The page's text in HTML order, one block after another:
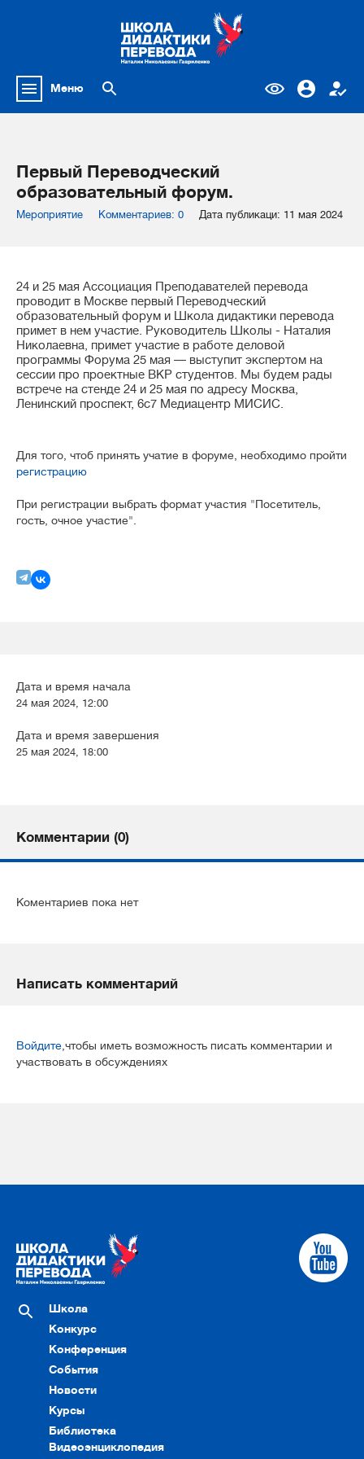
Меню
Первый Переводческий
образовательный форум.
Мероприятие Комментариев: 0 Дата публикаци: 11 мая 2024
24 и 25 мая Ассоциация Преподавателей перевода
проводит в Москве первый Переводческий
образовательный форум и Школа дидактики перевода
примет в нем участие. Руководитель Школы - Наталия
Николаевна, примет участие в работе деловой
программы Форума 25 мая — выступит экспертом на
сессии про проектные ВКР студентов. Мы будем рады
встрече на стенде 24 и 25 мая по адресу Москва,
Ленинский проспект, 6с7 Медиацентр МИСИС.
Для того, чтоб принять учатие в форуме, необходимо пройти
регистрацию
При регистрации выбрать формат участия "Посетитель,
гость, очное участие".
Дата и время начала
24 мая 2024, 12:00
Дата и время завершения
25 мая 2024, 18:00
Комментарии (0)
Коментариев пока нет
Написать комментарий
Войдите ,чтобы иметь возможность писать комментарии и
участвовать в обсуждениях
Школа
Конкурс
Конференция
События
Новости
Курсы
Библиотека
Видеоэнциклопедия